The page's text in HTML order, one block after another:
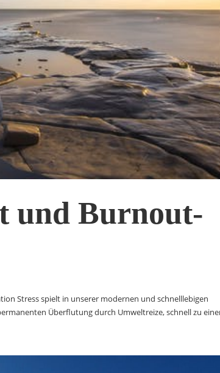
und Burnout-
Stress spielt in unserer modernen und schnelllebigen
Überflutung durch Umweltreize, schnell zu